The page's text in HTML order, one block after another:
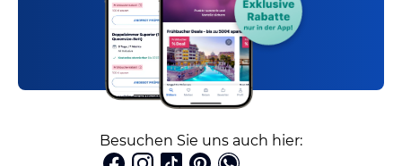
Besuchen Sie uns auch hier: